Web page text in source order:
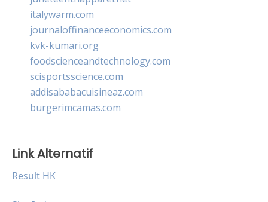
italywarm.com
journaloffinanceeconomics.com
kvk-kumari.org
foodscienceandtechnology.com
scisportsscience.com
addisababacuisineaz.com
burgerimcamas.com
Link Alternatif
Result HK